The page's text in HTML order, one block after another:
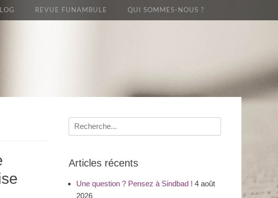
REVUE FUNAMBULE QUI SOMMES-NOUS ?
Recherche
pour
Articles récents
Une question ? Pensez à Sindbad ! 4 août
2026